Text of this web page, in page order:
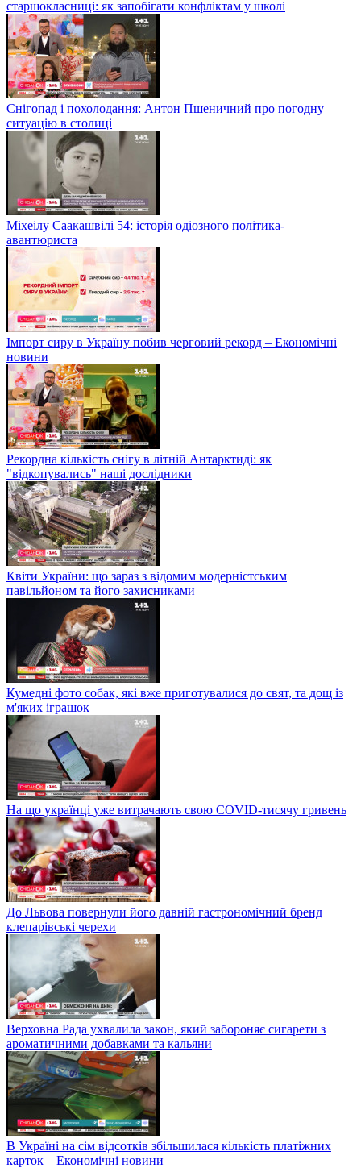
старшокласниці: як запобігати конфліктам у школі
Снігопад і похолодання: Антон Пшеничний про погодну
ситуацію в столиці
Міхеілу Саакашвілі 54: історія одіозного політика-
авантюриста
Імпорт сиру в Україну побив черговий рекорд – Економічні
новини
Рекордна кількість снігу в літній Антарктиді: як
"відкопувались" наші дослідники
Квіти України: що зараз з відомим модерністським
павільйоном та його захисниками
Кумедні фото собак, які вже приготувалися до свят, та дощ із
м'яких іграшок
На що українці уже витрачають свою COVID-тисячу гривень
До Львова повернули його давній гастрономічний бренд
клепарівські черехи
Верховна Рада ухвалила закон, який забороняє сигарети з
ароматичними добавками та кальяни
В Україні на сім відсотків збільшилася кількість платіжних
карток – Економічні новини